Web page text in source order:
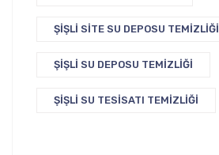
ŞIŞLI SITE SU DEPOSU TEMIZLIĞI
ŞIŞLI SU DEPOSU TEMIZLIĞI
ŞIŞLI SU TESISATI TEMIZLIĞI